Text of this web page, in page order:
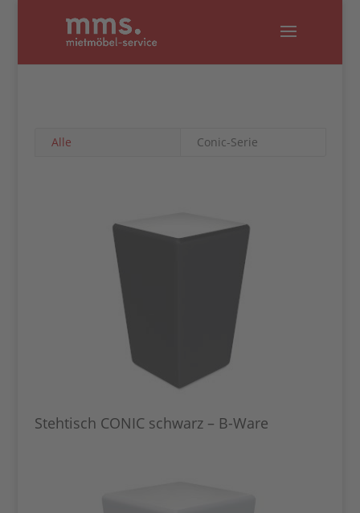
Alle Conic-Serie
Stehtisch CONIC schwarz – B-Ware